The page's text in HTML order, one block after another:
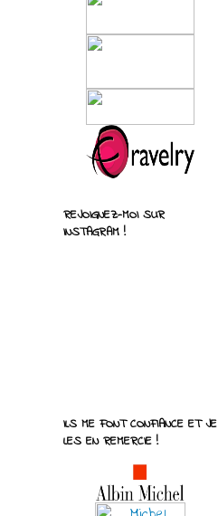
REJOIGNEZ-MOI SUR
INSTAGRAM !
ILS ME FONT CONFIANCE ET JE
LES EN REMERCIE !